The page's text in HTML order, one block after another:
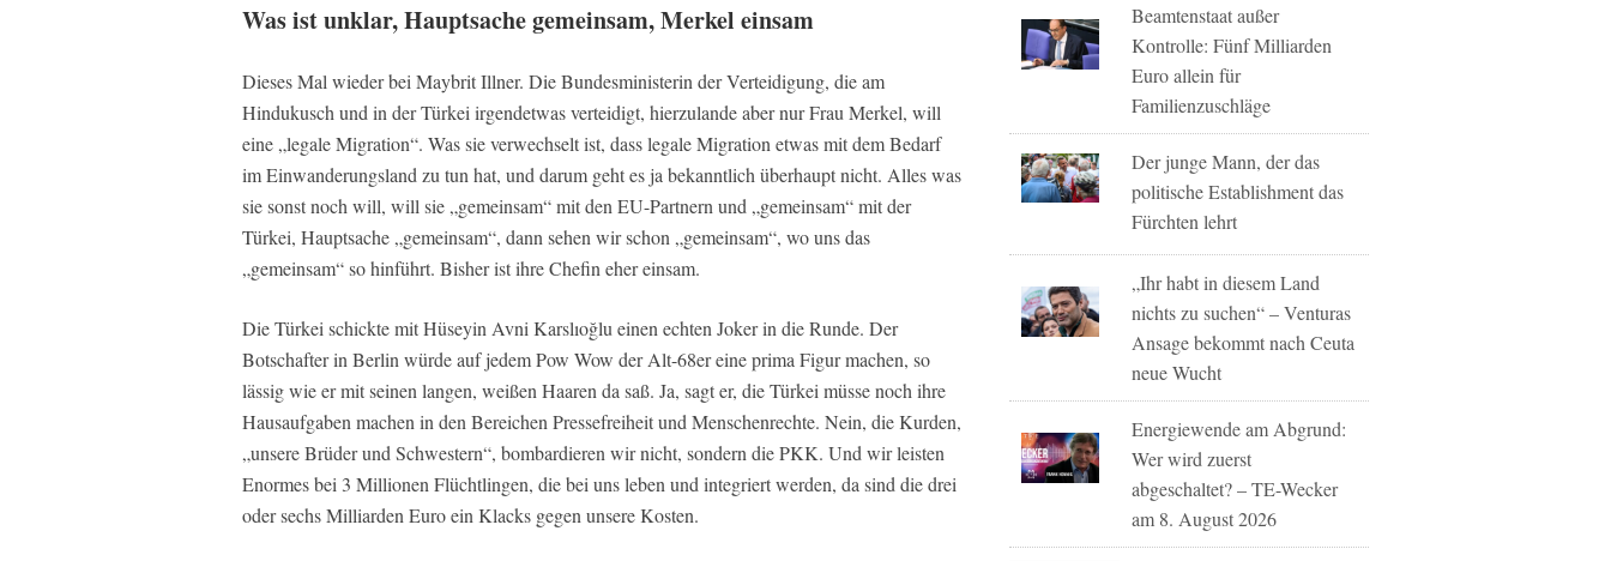
Was ist unklar, Hauptsache gemeinsam, Merkel einsam
Dieses Mal wieder bei Maybrit Illner. Die Bundesministerin der Verteidigung, die am
Hindukusch und in der Türkei irgendetwas verteidigt, hierzulande aber nur Frau Merkel, will
eine „legale Migration“. Was sie verwechselt ist, dass legale Migration etwas mit dem Bedarf
im Einwanderungsland zu tun hat, und darum geht es ja bekanntlich überhaupt nicht. Alles was
sie sonst noch will, will sie „gemeinsam“ mit den EU-Partnern und „gemeinsam“ mit der
Türkei, Hauptsache „gemeinsam“, dann sehen wir schon „gemeinsam“, wo uns das
„gemeinsam“ so hinführt. Bisher ist ihre Chefin eher einsam.
Die Türkei schickte mit Hüseyin Avni Karslıoğlu einen echten Joker in die Runde. Der
Botschafter in Berlin würde auf jedem Pow Wow der Alt-68er eine prima Figur machen, so
lässig wie er mit seinen langen, weißen Haaren da saß. Ja, sagt er, die Türkei müsse noch ihre
Hausaufgaben machen in den Bereichen Pressefreiheit und Menschenrechte. Nein, die Kurden,
„unsere Brüder und Schwestern“, bombardieren wir nicht, sondern die PKK. Und wir leisten
Enormes bei 3 Millionen Flüchtlingen, die bei uns leben und integriert werden, da sind die drei
oder sechs Milliarden Euro ein Klacks gegen unsere Kosten.
Beamtenstaat außer
Kontrolle: Fünf Milliarden
Euro allein für
Familienzuschläge
Der junge Mann, der das
politische Establishment das
Fürchten lehrt
„Ihr habt in diesem Land
nichts zu suchen“ – Venturas
Ansage bekommt nach Ceuta
neue Wucht
Energiewende am Abgrund:
Wer wird zuerst
abgeschaltet? – TE-Wecker
am 8. August 2026